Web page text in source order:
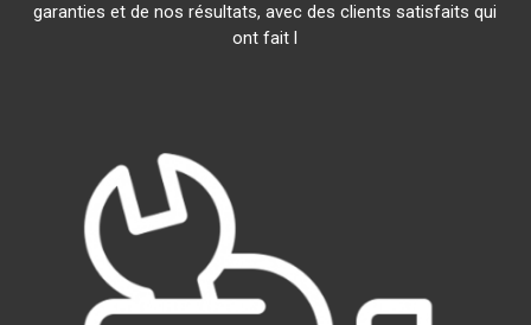
garanties et de nos résultats, avec des clients satisfaits qui
ont fait l